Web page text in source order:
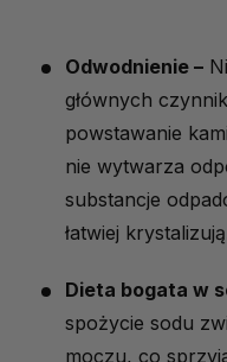
Odwodnienie –
głównych
powstawanie
nie wytwarza
substancje
łatwiej
Dieta bogata w
spożycie sodu
moczu, co